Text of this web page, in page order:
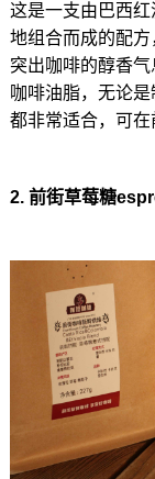
这是一支由巴西
地组合而成的配
突出咖啡的醇香
咖啡油脂，无论
都非常适合，可在
2. 前街草莓糖